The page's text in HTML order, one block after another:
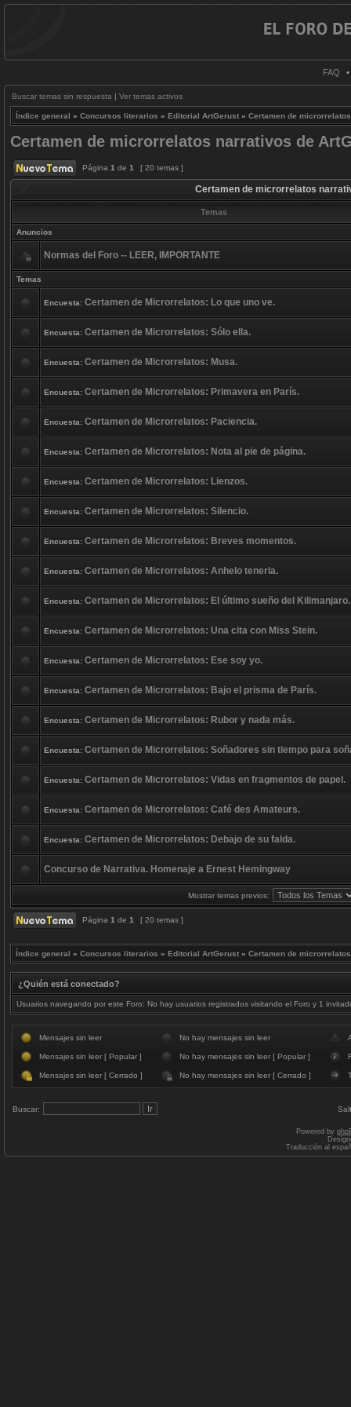
FAQ •
Buscar temas sin respuesta | Ver temas activos
Índice general » Concursos literarios » Editorial ArtGerust » Certamen de
Certamen de microrrelatos narrativos de
Página 1 de 1 [ 20 temas ]
Certamen de microrrelatos
Temas
Anuncios
Normas del Foro -- LEER, IMPORTANTE
Temas
Encuesta: Certamen de Microrrelatos: Lo que uno ve.
Encuesta: Certamen de Microrrelatos: Sólo ella.
Encuesta: Certamen de Microrrelatos: Musa.
Encuesta: Certamen de Microrrelatos: Primavera en París.
Encuesta: Certamen de Microrrelatos: Paciencia.
Encuesta: Certamen de Microrrelatos: Nota al pie de página.
Encuesta: Certamen de Microrrelatos: Lienzos.
Encuesta: Certamen de Microrrelatos: Silencio.
Encuesta: Certamen de Microrrelatos: Breves momentos.
Encuesta: Certamen de Microrrelatos: Anhelo tenerla.
Encuesta: Certamen de Microrrelatos: El último sueño del Kilimanjaro.
Encuesta: Certamen de Microrrelatos: Una cita con Miss Stein.
Encuesta: Certamen de Microrrelatos: Ese soy yo.
Encuesta: Certamen de Microrrelatos: Bajo el prisma de París.
Encuesta: Certamen de Microrrelatos: Rubor y nada más.
Encuesta: Certamen de Microrrelatos: Soñadores sin tiempo para
Encuesta: Certamen de Microrrelatos: Vidas en fragmentos de papel.
Encuesta: Certamen de Microrrelatos: Café des Amateurs.
Encuesta: Certamen de Microrrelatos: Debajo de su falda.
Concurso de Narrativa. Homenaje a Ernest Hemingway
Mostrar temas previos:
Página 1 de 1 [ 20 temas ]
Índice general » Concursos literarios » Editorial ArtGerust » Certamen de
¿Quién está conectado?
Usuarios navegando por este Foro: No hay usuarios registrados visitando el Foro y 1
Mensajes sin leer No hay mensajes sin leer
Mensajes sin leer [ Popular ] No hay mensajes sin leer [ Popular ]
Mensajes sin leer [ Cerrado ] No hay mensajes sin leer [ Cerrado ]
Buscar:
Powered by
Traducción al